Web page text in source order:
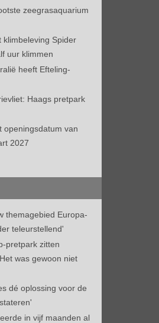
zeegrasaquarium
klimbeleving Spider
uur klimmen
heeft Efteling-
Haags pretpark
openingsdatum van
2027
themagebied Europa-
teleurstellend'
pretpark zitten
was gewoon niet
dé oplossing voor de
in vijf maanden al